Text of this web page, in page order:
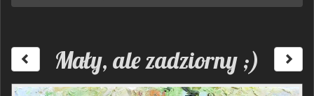
Mały, ale zadziorny ;)